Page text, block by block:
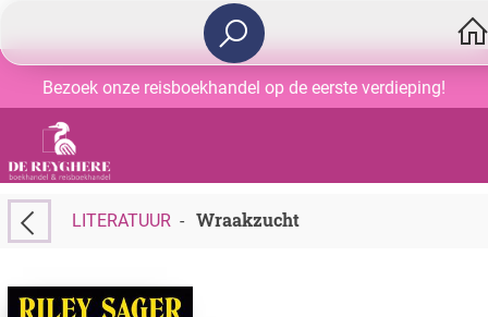
Bezoek onze reisboekhandel op de eerste verdieping!
LITERATUUR- Wraakzucht